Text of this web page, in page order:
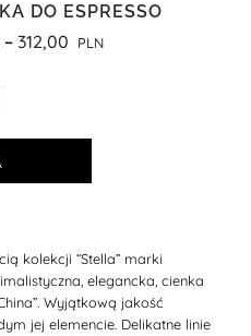
DO ESPRESSO
– 312,00
kolekcji “Stella” marki
elegancka, cienka
Wyjątkową jakość
jej elemencie. Delikatne linie